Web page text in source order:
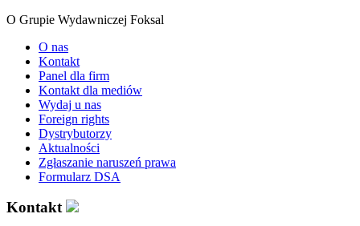
O Grupie Wydawniczej Foksal
O nas
Kontakt
Panel dla firm
Kontakt dla mediów
Wydaj u nas
Foreign rights
Dystrybutorzy
Aktualności
Zgłaszanie naruszeń prawa
Formularz DSA
Kontakt